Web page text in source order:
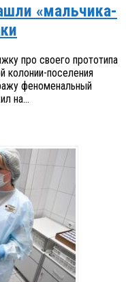
«мальчика-
про своего прототипа
колонии-поселения
феноменальный
на...